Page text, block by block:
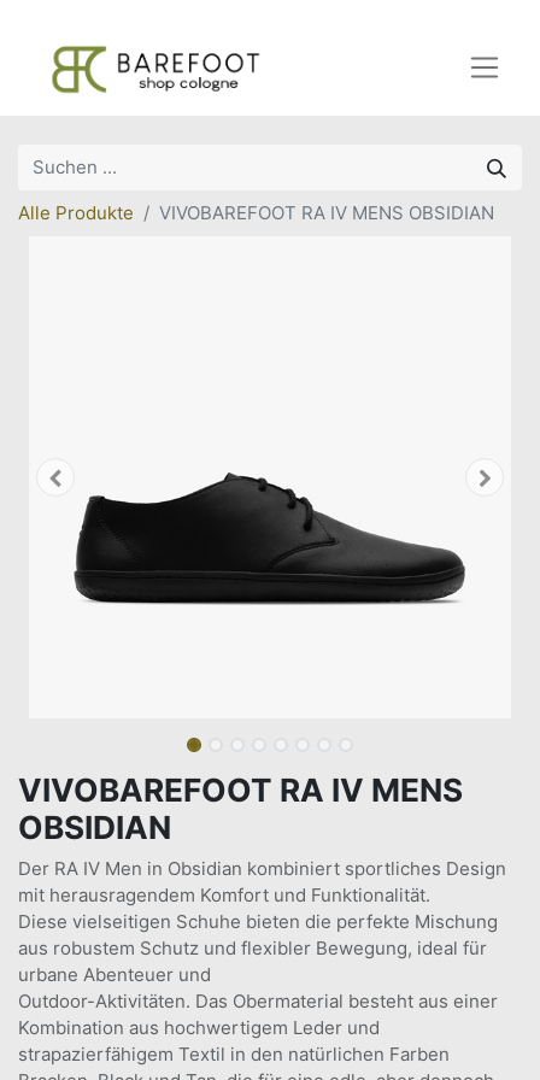
Alle Produkte VIVOBAREFOOT RA IV MENS OBSIDIAN
VIVOBAREFOOT RA IV MENS
OBSIDIAN
Der RA IV Men in Obsidian kombiniert sportliches Design
mit herausragendem Komfort und Funktionalität.
Diese vielseitigen Schuhe bieten die perfekte Mischung
aus robustem Schutz und flexibler Bewegung, ideal für
urbane Abenteuer und
Outdoor-Aktivitäten. Das Obermaterial besteht aus einer
Kombination aus hochwertigem Leder und
strapazierfähigem Textil in den natürlichen Farben